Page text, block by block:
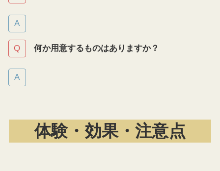
何か用意するものはありますか？
体験・効果・注意点